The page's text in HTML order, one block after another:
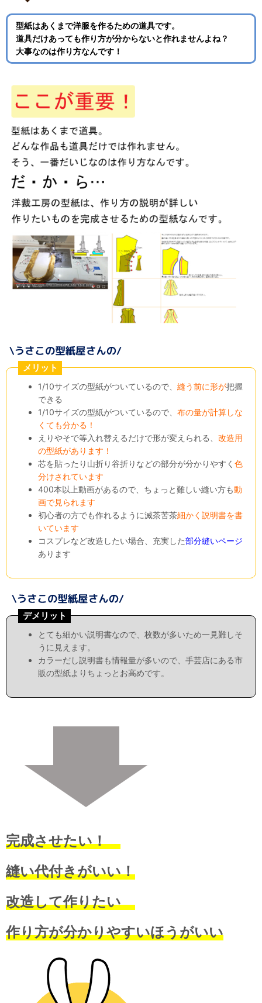
型紙はあくまで洋服を作るための道具です。
道具だけあっても作り方が分からないと作れませんよね？
大事なのは作り方なんです！
メリット
1/10サイズの型紙がついているので、縫う前に形が把握
できる
1/10サイズの型紙がついているので、布の量が計算しな
くても分かる！
えりやそで等入れ替えるだけで形が変えられる、改造用
の型紙があります！
芯を貼ったり山折り谷折りなどの部分が分かりやすく色
分けされています
400本以上動画があるので、ちょっと難しい縫い方も動
画で見られます
初心者の方でも作れるように滅茶苦茶細かく説明書を書
いています
コスプレなど改造したい場合、充実した部分縫いページ
あります
デメリット
とても細かい説明書なので、枚数が多いため一見難しそ
うに見えます。
カラーだし説明書も情報量が多いので、手芸店にある市
販の型紙よりちょっとお高めです。
完成させたい！
縫い代付きがいい！
改造して作りたい
作り方が分かりやすいほうがいい